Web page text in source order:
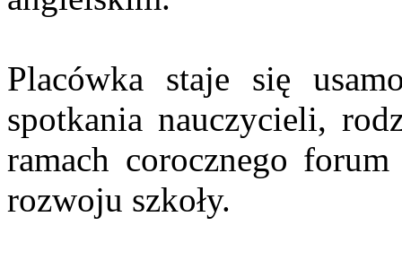
Placówka staje się
spotkania nauczycieli,
ramach corocznego
rozwoju szkoły.